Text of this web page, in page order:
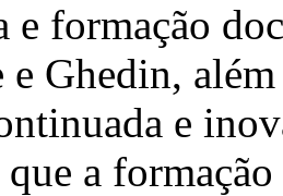
e formação
Ghedin,
e
a